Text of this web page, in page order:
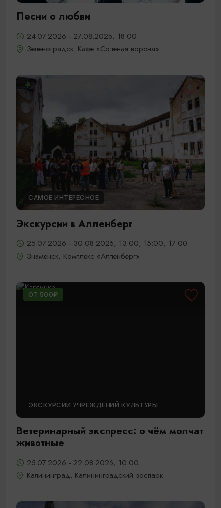
Песни о любви
24.07.2026 - 27.08.2026, 18:00
Зеленоградск, Кафе «Соленая ворона»
САМОЕ ИНТЕРЕСНОЕ
Экскурсии в Алленберг
25.07.2026 - 30.08.2026, 13:00, 15:00, 17:00
Знаменск, Комплекс «Алленберг»
ОТ 500₽
ЭКСКУРСИИ УЧРЕЖДЕНИЙ КУЛЬТУРЫ
Ветеринарный экспресс: о чём молчат
животные
25.07.2026 - 22.08.2026, 10:00
Калининград, Калининградский зоопарк